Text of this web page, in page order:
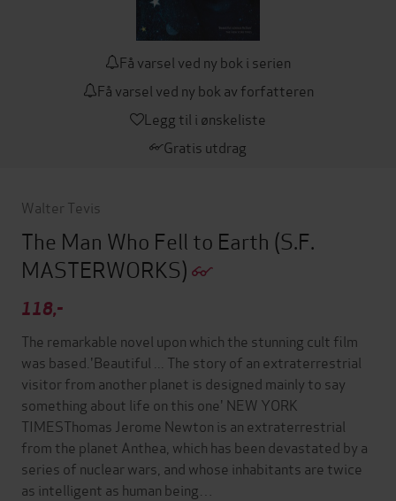
Få varsel ved ny bok i serien
Få varsel ved ny bok av forfatteren
Legg til i ønskeliste
Gratis utdrag
Walter Tevis
The Man Who Fell to Earth (S.F.
MASTERWORKS)
118,-
The remarkable novel upon which the stunning cult film
was based.'Beautiful ... The story of an extraterrestrial
visitor from another planet is designed mainly to say
something about life on this one' NEW YORK
TIMESThomas Jerome Newton is an extraterrestrial
from the planet Anthea, which has been devastated by a
series of nuclear wars, and whose inhabitants are twice
as intelligent as human being…